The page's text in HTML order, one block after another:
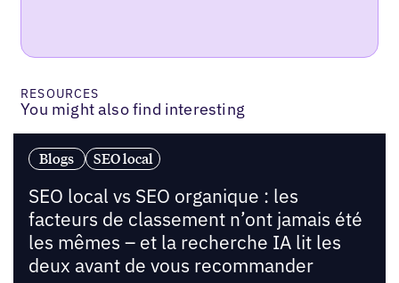
RESOURCES
You might also find interesting
Blogs SEO local
SEO local vs SEO organique : les
facteurs de classement n’ont jamais été
les mêmes – et la recherche IA lit les
deux avant de vous recommander